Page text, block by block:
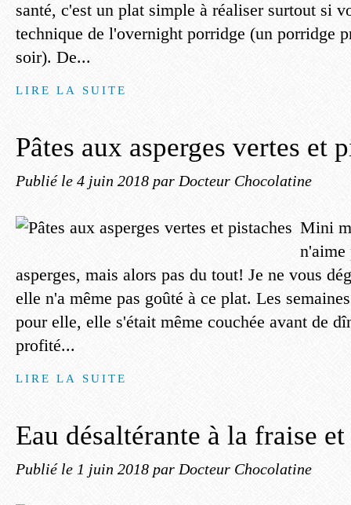
santé, c'est un plat simple à réaliser surtout si
technique de l'overnight porridge (un porridge
soir). De...
LIRE LA SUITE
Pâtes aux asperges vertes et
Publié le 4 juin 2018 par Docteur Chocolatine
Mini
n'aime
asperges, mais alors pas du tout! Je ne vous
elle n'a même pas goûté à ce plat. Les
pour elle, elle s'était même couchée avant de
profité...
LIRE LA SUITE
Eau désaltérante à la fraise
Publié le 1 juin 2018 par Docteur Chocolatine